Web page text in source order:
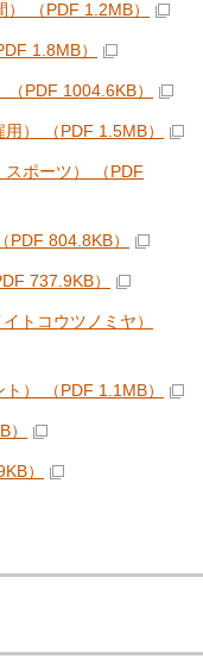
（PDF 1.2MB）
1.8MB）
PDF 1004.6KB）
） （PDF 1.5MB）
ポーツ） （PDF
804.8KB）
737.9KB）
トコウツノミヤ）
） （PDF 1.1MB）
）